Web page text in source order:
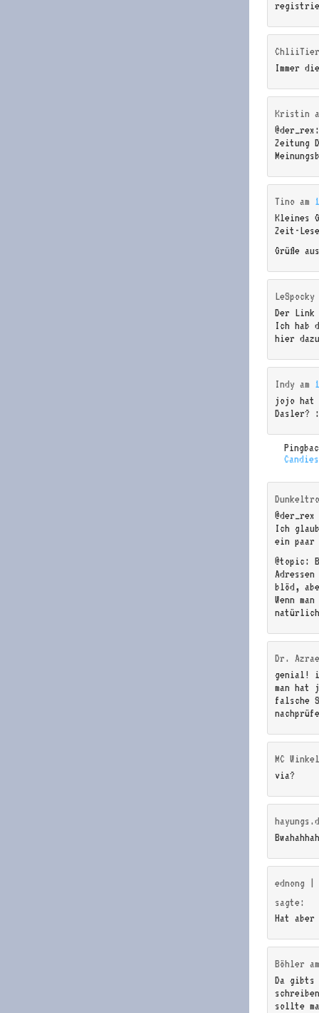
Immer
Kristin
Zeitung
Tino am
Kleines
Zeit-
Grüße
LeSpocky
Der
Ich hab
hier
Indy am
jojo hat
Dasler?
Candies
Ich
ein paar
@topic:
blöd,
Wenn
Dr.
genial!
man hat
falsche
MC Winkel
via?
ednong |
sagte:
Hat
Böhler
Da gibts
sollte